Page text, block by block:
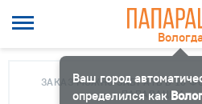
Ваш город
определился как
ЗАКАЗ МОЖНО ЗАБРАТЬ В 10
ПАПАРАЦЦИ